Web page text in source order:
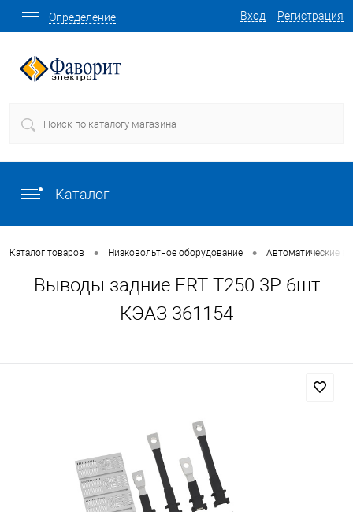
Вход Регистрация
Определение
Каталог
Каталог товаров • Низковольтное оборудование • Автоматические
Выводы задние ERT T250 3P 6шт
КЭАЗ 361154